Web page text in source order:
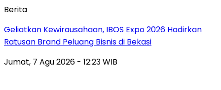
Berita
‎Geliatkan Kewirausahaan, IBOS Expo 2026 Hadirkan
Ratusan Brand Peluang Bisnis di Bekasi
Jumat, 7 Agu 2026 - 12:23 WIB